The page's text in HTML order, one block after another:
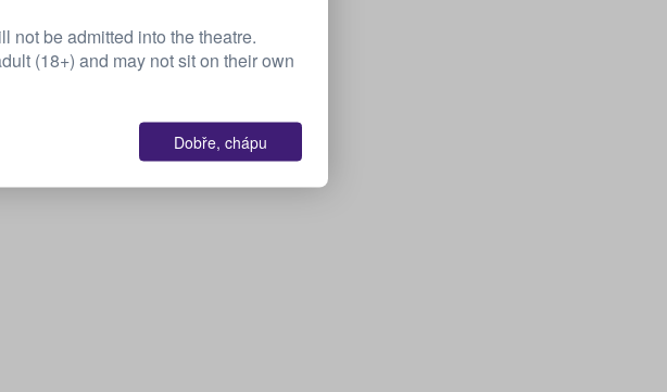
not be admitted into the theatre.
(18+) and may not sit on their own
Dobře, chápu